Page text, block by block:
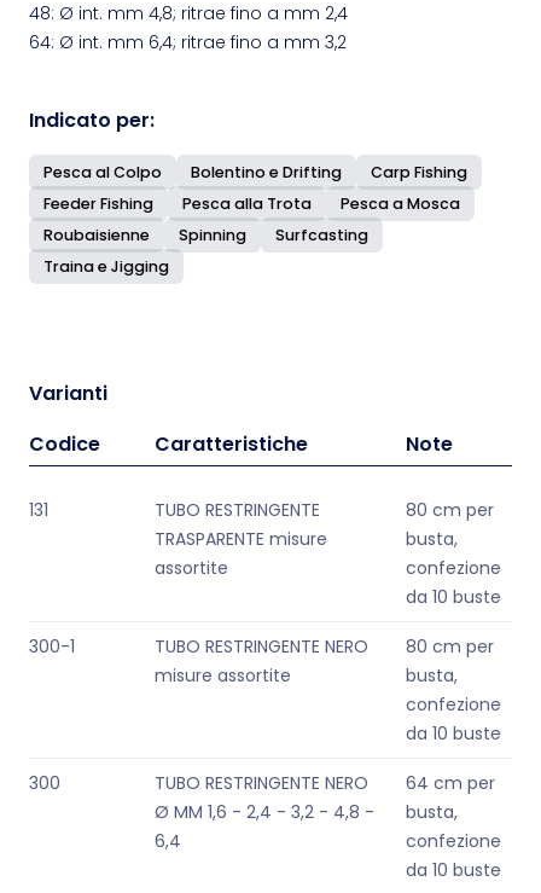
48: Ø int. mm 4,8; ritrae fino a mm 2,4
64: Ø int. mm 6,4; ritrae fino a mm 3,2
Indicato per:
Pesca al Colpo Bolentino e Drifting
Carp Fishing
Feeder Fishing
Pesca alla Trota
Pesca a Mosca
Roubaisienne
Spinning
Surfcasting
Traina e Jigging
Varianti
Codice
Caratteristiche Note
131
TUBO RESTRINGENTE
TRASPARENTE misure
assortite
80 cm per
busta,
confezione
da 10 buste
300-1
TUBO RESTRINGENTE NERO
misure assortite
80 cm per
busta,
confezione
da 10 buste
300
TUBO RESTRINGENTE NERO
Ø MM 1,6 - 2,4 - 3,2 - 4,8 -
6,4
64 cm per
busta,
confezione
da 10 buste